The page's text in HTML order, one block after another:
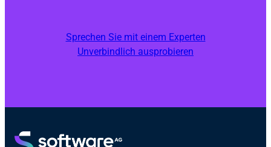
Sprechen Sie mit einem Experten
Unverbindlich ausprobieren